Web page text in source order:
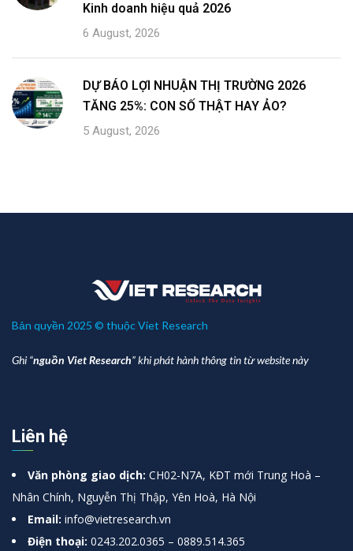
Kinh doanh hiệu quả 2026
6 August, 2026
DỰ BÁO LỢI NHUẬN THỊ TRƯỜNG 2026
TĂNG 25%: CON SỐ THẬT HAY ẢO?
5 August, 2026
Bản quyền 2025 © thuộc Viet Research
Ghi “nguồn Viet Research” khi phát hành thông tin từ website này
Liên hệ
Văn phòng giao dịch: CH02-N7A, KĐT mới Trung Hoà –
Nhân Chính, Nguyễn Thị Thập, Yên Hoà, Hà Nội
Email: info@vietresearch.vn
Điện thoại: 0243.202.0365 – 0889.514.365